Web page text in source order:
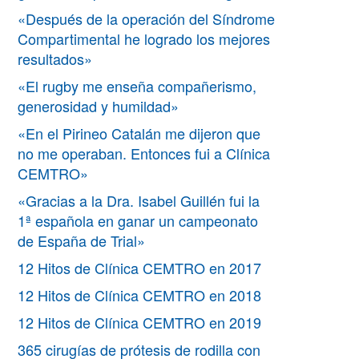
«Después de la operación del Síndrome
Compartimental he logrado los mejores
resultados»
«El rugby me enseña compañerismo,
generosidad y humildad»
«En el Pirineo Catalán me dijeron que
no me operaban. Entonces fui a Clínica
CEMTRO»
«Gracias a la Dra. Isabel Guillén fui la
1ª española en ganar un campeonato
de España de Trial»
12 Hitos de Clínica CEMTRO en 2017
12 Hitos de Clínica CEMTRO en 2018
12 Hitos de Clínica CEMTRO en 2019
365 cirugías de prótesis de rodilla con